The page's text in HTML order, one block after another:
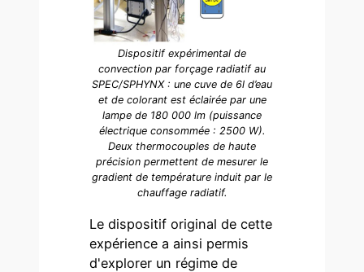
Dispositif expérimental de
convection par forçage radiatif au
SPEC/SPHYNX : une cuve de 6l d’eau
et de colorant est éclairée par une
lampe de 180 000 lm (puissance
électrique consommée : 2500 W).
Deux thermocouples de haute
précision permettent de mesurer le
gradient de température induit par le
chauffage radiatif.
Le dispositif original de cette
expérience a ainsi permis
d'explorer un régime de